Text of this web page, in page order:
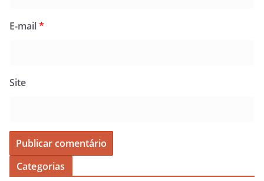
E-mail*
Site
Categorias